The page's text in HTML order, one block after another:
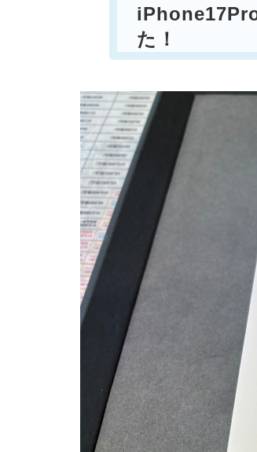
た！